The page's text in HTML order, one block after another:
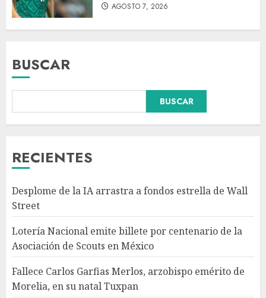
AGOSTO 7, 2026
BUSCAR
BUSCAR
RECIENTES
Desplome de la IA arrastra a fondos estrella de Wall
Street
Lotería Nacional emite billete por centenario de la
Asociación de Scouts en México
Fallece Carlos Garfias Merlos, arzobispo emérito de
Morelia, en su natal Tuxpan
3
Fallece Carlos Garfias Merlos,
arzobispo emérito de Morelia,
4
humano evolucionó gracias al
azúcar de la fruta
AGOSTO 7, 2026
EE.UU. amplía revisión de